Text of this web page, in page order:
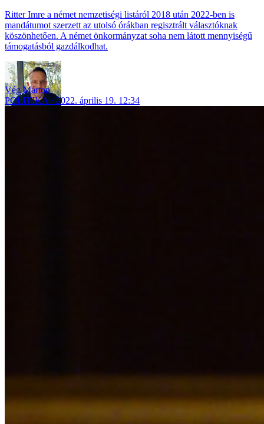
Ritter Imre a német nemzetiségi listáról 2018 után 2022-ben is
mandátumot szerzett az utolsó órákban regisztrált választóknak
köszönhetően. A német önkormányzat soha nem látott mennyiségű
támogatásból gazdálkodhat.
Vég Márton
POLITIKA
2022. április 19. 12:34